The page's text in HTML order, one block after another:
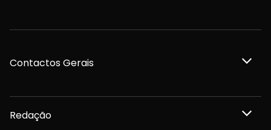
Contactos Gerais
Redação